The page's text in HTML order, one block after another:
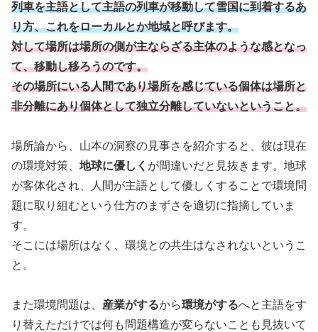
列車を主語として主語の列車が移動して雪国に到着するあ
り方、これをローカルとか地域と呼びます。
対して場所は場所の側が主ならざる主体のような感となっ
て、移動し移ろうのです。
その場所にいる人間であり場所を感じている個体は場所と
非分離にあり個体として独立分離していないということ。
場所論から、山本の洞察の見事さを紹介すると、彼は現在
の環境対策、 地球に優しく が間違いだと見抜きます。地球
が客体化され、人間が主語として優しくすることで環境問
題に取り組むという仕方のまずさを適切に指摘していま
す。
そこには場所はなく、環境との共生はなされないというこ
と。
また環境問題は、 産業がするから環境がするへと主語をす
り替えただけでは何も問題構造が変らないことも見抜いて